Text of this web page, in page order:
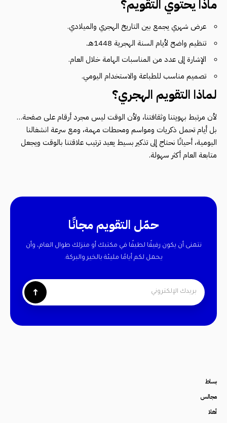
ماذا يحتوي التقويم؟
عرض شهري يجمع بين التاريخ الهجري والميلادي.
تنظيم واضح لأيام السنة الهجرية 1448هـ.
الإشارة إلى عدد من المناسبات الهامة خلال العام.
تصميم مناسب للطباعة والاستخدام اليومي.
لماذا التقويم الهجري؟
لأن مرتبط بهويتنا وثقافتنا، ولأن الوقت ليس مجرد أرقام على صفحة…
بل أيام تحمل ذكريات ومواسم ومحطات مهمة، ومع سرعة انشغالنا
اليومية، أحيانًا نحتاج إلى تذكير بسيط يعيد ترتيب علاقتنا بالوقت ويجعل
متابعة العام أكثر سهولة.
حمّل التقويم مجانًا
نتمنى أن يكون رفيقًا لطيفًا في مكتبك أو منزلك طوال العام، وأن
يحمل لكم أيامًا مليئة بالخير والبركة.
↑
بساط
مجالس
أهلا